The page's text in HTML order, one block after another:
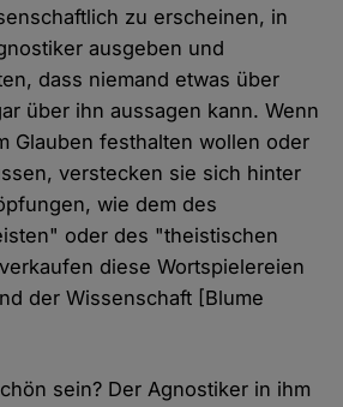
zu erscheinen, in
ausgeben und
dass niemand etwas über
über ihn aussagen kann. Wenn
Glauben festhalten wollen oder
verstecken sie sich hinter
wie dem des
oder des "theistischen
diese Wortspielereien
der Wissenschaft [Blume
sein? Der Agnostiker in ihm